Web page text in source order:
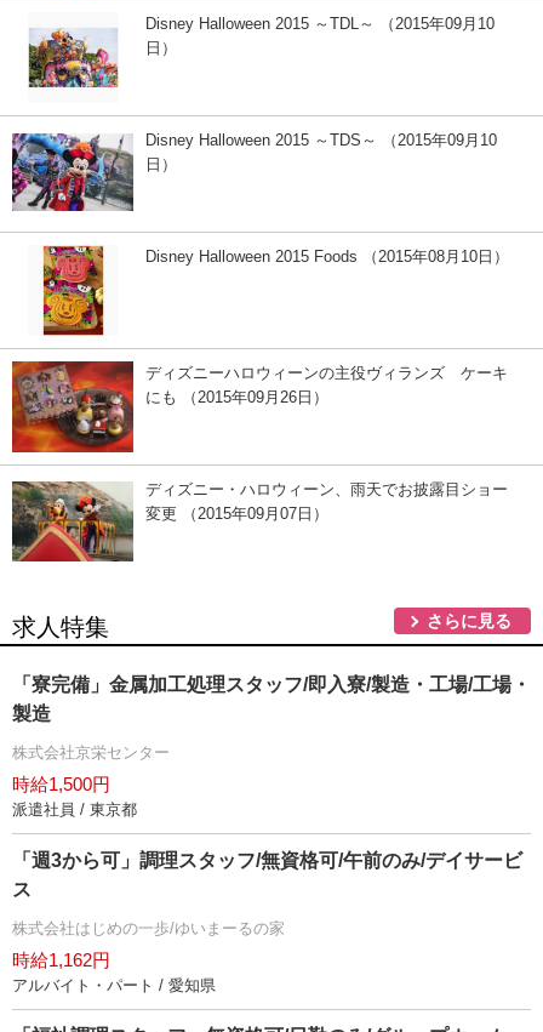
Disney Halloween 2015 ～TDL～ （2015年09月10
日）
Disney Halloween 2015 ～TDS～ （2015年09月10
日）
Disney Halloween 2015 Foods （2015年08月10日）
ディズニーハロウィーンの主役ヴィランズ ケーキ
にも （2015年09月26日）
ディズニー・ハロウィーン、雨天でお披露目ショー
変更 （2015年09月07日）
求人特集 さらに見る
「寮完備」金属加工処理スタッフ/即入寮/製造・工場/工場・
製造
株式会社京栄センター
時給1,500円
派遣社員 / 東京都
「週3から可」調理スタッフ/無資格可/午前のみ/デイサービ
ス
株式会社はじめの一歩/ゆいまーるの家
時給1,162円
アルバイト・パート / 愛知県